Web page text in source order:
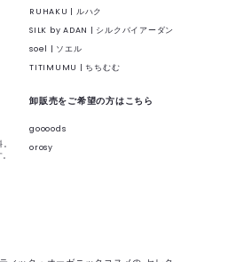
RUHAKU | ルハク
SILK by ADAN | シルクバイアーダン
soel | ソエル
TITIMUMU | ちちむむ
卸販売をご希望の方はこちら
goooods
orosy